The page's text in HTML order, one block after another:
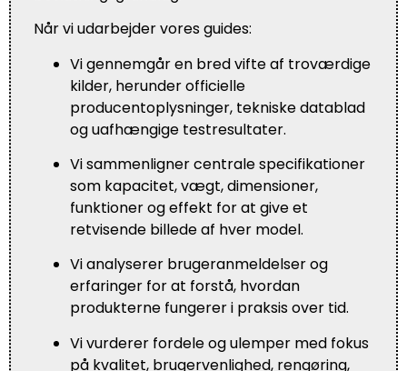
Når vi udarbejder vores guides:
Vi gennemgår en bred vifte af troværdige
kilder, herunder officielle
producentoplysninger, tekniske datablad
og uafhængige testresultater.
Vi sammenligner centrale specifikationer
som kapacitet, vægt, dimensioner,
funktioner og effekt for at give et
retvisende billede af hver model.
Vi analyserer brugeranmeldelser og
erfaringer for at forstå, hvordan
produkterne fungerer i praksis over tid.
Vi vurderer fordele og ulemper med fokus
på kvalitet, brugervenlighed, rengøring,